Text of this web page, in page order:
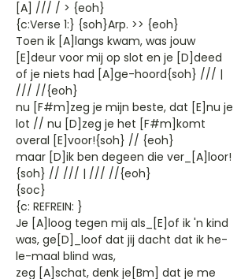
[A] /// / > {eoh}
{c:Verse 1:} {soh}Arp. >> {eoh}
Toen ik [A]langs kwam, was jouw
[E]deur voor mij op slot en je [D]deed
of je niets had [A]ge-hoord{soh} /// |
/// //{eoh}
nu [F#m]zeg je mijn beste, dat [E]nu je
lot // nu [D]zeg je het [F#m]komt
overal [E]voor!{soh} // {eoh}
maar [D]ik ben degeen die ver_[A]loor!
{soh} // /// | /// //{eoh}
{soc}
{c: REFREIN: }
Je [A]loog tegen mij als_[E]of ik 'n kind
was, ge[D]_loof dat jij dacht dat ik he-
le-maal blind was,
zeg [A]schat, denk je[Bm] dat je me